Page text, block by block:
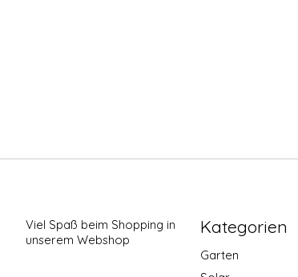
Viel Spaß beim Shopping in
unserem Webshop
Kategorien
Garten